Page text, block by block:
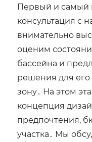
Первый и самый
консультация с
внимательно
оценим
бассейна и
решения для
зону․ На этом
концепция
предпочтения,
участка․ Мы